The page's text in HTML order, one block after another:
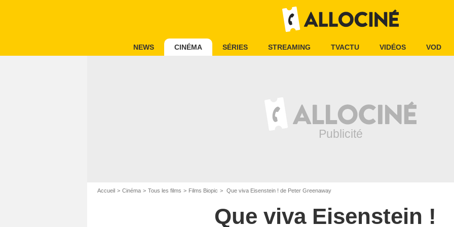
NEWS CINÉMA SÉRIES STREAMING TVACTU VIDÉOS VOD
Accueil Cinéma Tous les films Films Biopic Que viva Eisenstein ! de Peter Greenaway
Que viva Eisenstein !